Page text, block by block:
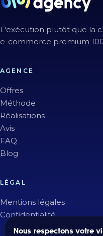
Nous respectons votre
L'exécution plutôt que la
e-commerce premium
AGENCE
Offres
Méthode
Réalisations
Avis
FAQ
Blog
LÉGAL
Mentions légales
Confidentialité